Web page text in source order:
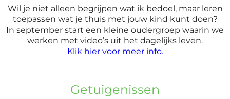
Wil je niet alleen begrijpen wat ik bedoel, maar leren
toepassen wat je thuis met jouw kind kunt doen?
In september start een kleine oudergroep waarin we
werken met video’s uit het dagelijks leven.
Klik hier voor meer info.
Getuigenissen